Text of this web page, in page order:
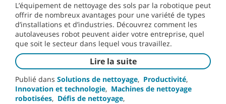
L’équipement de nettoyage des sols par la robotique peut
offrir de nombreux avantages pour une variété de types
d’installations et d’industries. Découvrez comment les
autolaveuses robot peuvent aider votre entreprise, quel
que soit le secteur dans lequel vous travaillez.
Lire la suite
Publié dans Solutions de nettoyage, Productivité,
Innovation et technologie, Machines de nettoyage
robotisées, Défis de nettoyage,